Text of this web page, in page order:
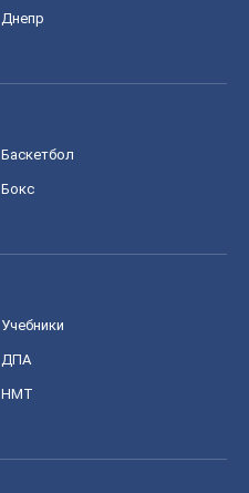
Днепр
Баскетбол
Бокс
Учебники
ДПА
НМТ